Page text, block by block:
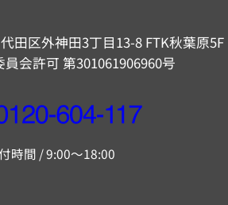
田区外神田3丁目13-8 FTK秋葉原5F
会許可 第301061906960号
時間 / 9:00～18:00